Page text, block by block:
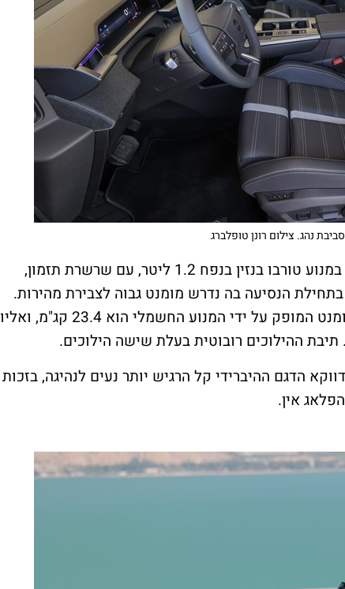
נהג. צילום רונן טופלברג
דגמי הגרנדלנד ששיווקם החל הבוקר מצויידים במנוע טורבו בנזין בנפח 1.2 ליטר, עם שרשרת תזמון,
הנסיעה בה נדרש מומנט גבוה לצבירת מהירות.
ההספק המשולב עומד על 145 כ"ס, כאשר המומנט המופק על ידי המנוע החשמלי הוא 23.4 קג"מ, ואליו
הדגם ההיברידי קל הרגיש יותר נעים לנהיגה, בזכות
אין.